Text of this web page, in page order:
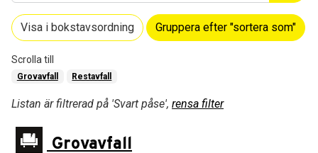
Visa i bokstavsordning Gruppera efter "sortera som"
Scrolla till
Grovavfall Restavfall
Listan är filtrerad på 'Svart påse', rensa filter
Grovavfall